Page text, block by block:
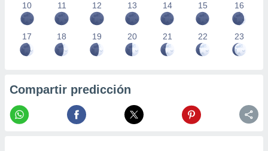
10
11 12 13 14 15 16
17 18 19 20 21 22 23
Compartir predicción